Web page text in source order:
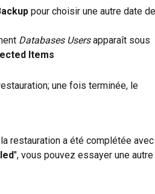
pour choisir une autre date de
Databases Users apparaît sous
Items
une fois terminée, le
restauration a été complétée avec
", vous pouvez essayer une autre